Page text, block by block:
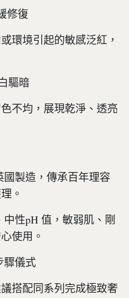
修復
環境引起的敏感泛紅，
驅暗
不均，展現乾淨、透亮
製造，傳承百年理容
。
性pH 值，敏弱肌、剛
使用。
驟儀式
搭配同系列完成極致奢